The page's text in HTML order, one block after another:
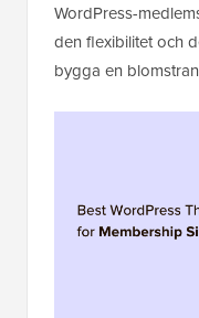
WordPress-
den flexibilitet och
bygga en